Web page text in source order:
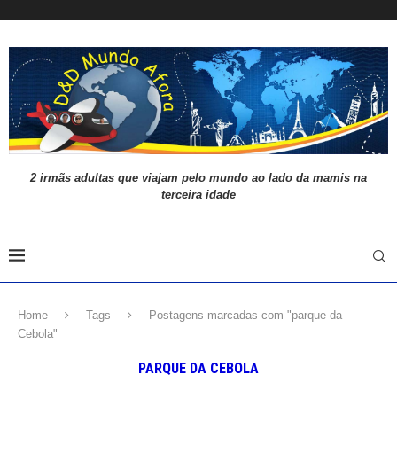
2 irmãs adultas que viajam pelo mundo ao lado da mamis na
terceira idade
Home Tags
Postagens marcadas com "parque da
Cebola"
PARQUE DA CEBOLA